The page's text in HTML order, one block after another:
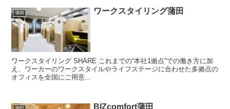
蒲田 ワークスタイリング蒲田
ワークスタイリング SHARE これまでの“本社1拠点”での働き方に加
え、ワーカーのワークスタイルやライフステージに合わせた多拠点の
オフィスを全国にご用意...
BIZcomfort蒲田